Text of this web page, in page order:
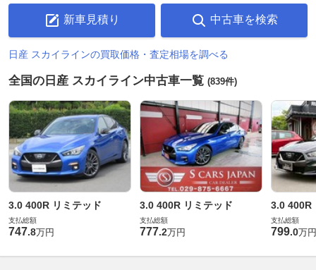
新車見積り 中古車を検索
日産 スカイラインの買取価格・査定相場を調べる
全国の日産 スカイライン中古車一覧 (839件)
3.0 400R リミテッド
支払総額
747.8万円
3.0 400R リミテッド
支払総額
777.2万円
3.0 400R
支払総額
799.0万円